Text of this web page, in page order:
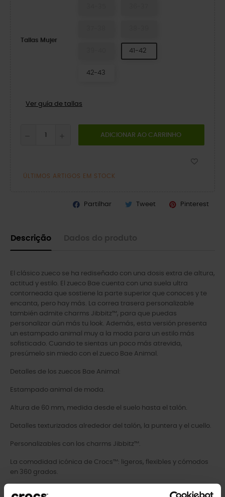
Tallas Mujer
41-42
42-43
Ver guía de tallas
ADICIONAR AO CARRINHO
ÚLTIMOS ARTIGOS EM STOCK
Partilhar Tweet Pinterest
Descrição
El clásico zueco se ha rediseñado con una dosis extra de altura,
actitud y estilo. El zueco Bae cuenta con una suela ultra
contorneada que sostiene la parte superior que conoces y te
encanta, pero hay más. La correa trasera personalizable
también admite charms Jibbitz™, para que puedas
personalizar aún más tu look. Además, esta versión presenta
un estampado animal muy a la moda para un estilo más
sofisticado. Cuando te sientas un poco más atrevida,
presúmelo sin miedo con el zueco Bae Animal.
Detalles de los zuecos Bae Animal:
Estampado animal de moda.
Altura de 60 mm, medida desde el suelo hasta el talón.
Detalles texturizados alrededor del talón, la puntera y el cuello.
Personalizables con los charms Jibbitz™.
La comodidad icónica de Crocs™: ligeros, flexibles y cómodos
en 360 grados.